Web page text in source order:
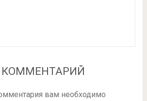
вам необходимо